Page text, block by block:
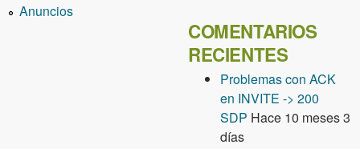
Anuncios
COMENTARIOS
RECIENTES
Problemas con ACK
en INVITE -> 200
SDP Hace 10 meses 3
días